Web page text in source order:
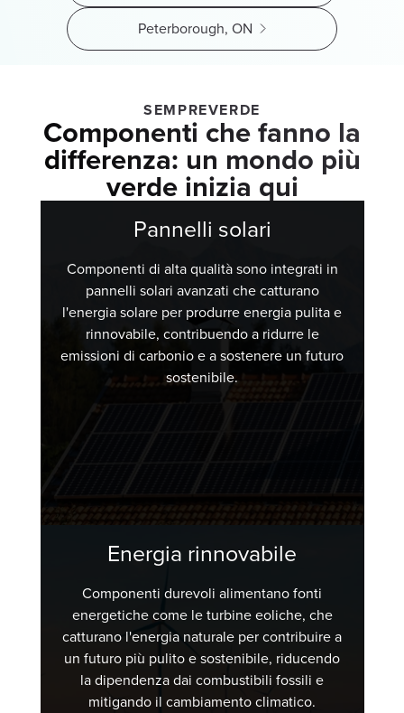
Peterborough, ON
SEMPREVERDE
Componenti che fanno la
differenza: un mondo più
verde inizia qui
Pannelli solari
Componenti di alta qualità sono integrati in
pannelli solari avanzati che catturano
l'energia solare per produrre energia pulita e
rinnovabile, contribuendo a ridurre le
emissioni di carbonio e a sostenere un futuro
sostenibile.
Energia rinnovabile
Componenti durevoli alimentano fonti
energetiche come le turbine eoliche, che
catturano l'energia naturale per contribuire a
un futuro più pulito e sostenibile, riducendo
la dipendenza dai combustibili fossili e
mitigando il cambiamento climatico.